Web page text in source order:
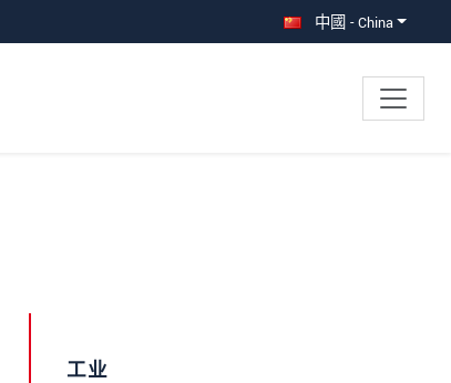
中國 - China
工业